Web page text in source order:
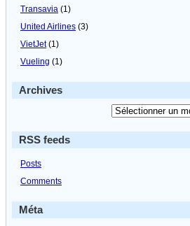
Transavia (1)
United Airlines (3)
VietJet(1)
Vueling (1)
Archives
RSS feeds
Posts
Comments
Méta